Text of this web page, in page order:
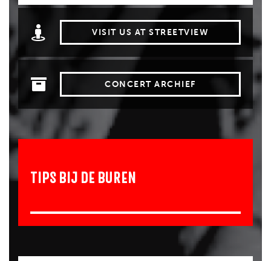
VISIT US AT STREETVIEW
CONCERT ARCHIEF
TIPS BIJ DE BUREN